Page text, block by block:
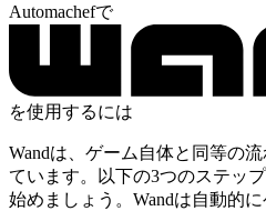
Automachefで
を使用するには
Wandは、ゲーム自体と同等の
ています。以下の3つのステッ
始めましょう。Wandは自動的